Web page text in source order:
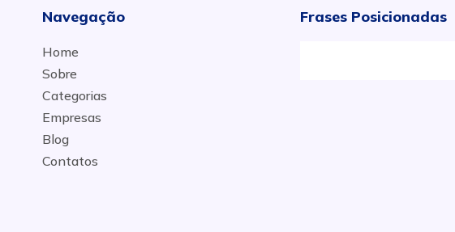
Navegação
Home
Sobre
Categorias
Empresas
Blog
Contatos
Frases Posicionadas